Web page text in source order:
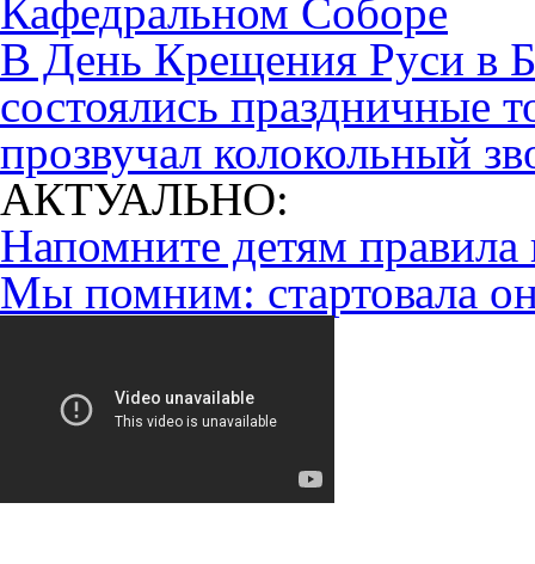
Кафедральном Соборе
В День Крещения Руси в
состоялись праздничные
прозвучал колокольный
АКТУАЛЬНО:
Напомните детям правила
Мы помним: стартовала